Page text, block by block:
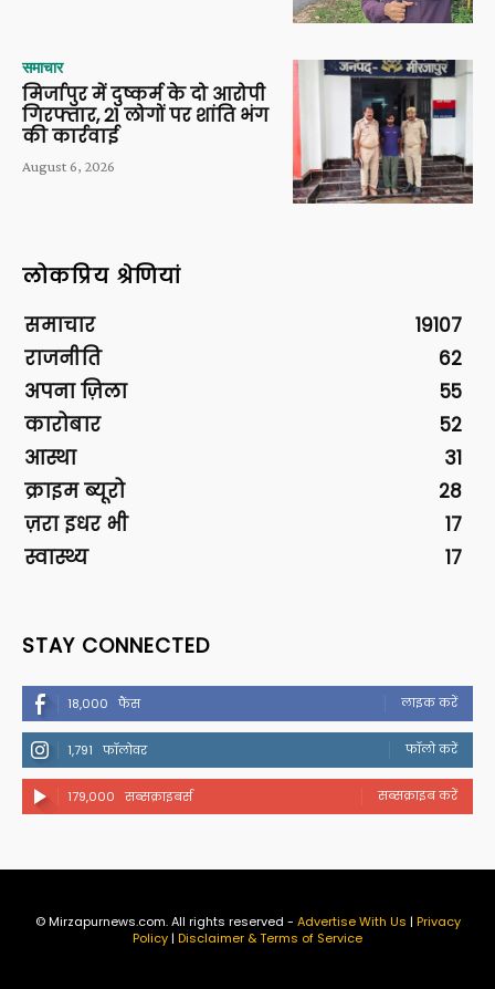
समाचार
मिर्जापुर में दुष्कर्म के दो आरोपी
गिरफ्तार, 21 लोगों पर शांति भंग
की कार्रवाई
August 6, 2026
लोकप्रिय श्रेणियां
समाचार
19107
राजनीति
62
अपना ज़िला
55
कारोबार
52
आस्था
31
क्राइम ब्यूरो
28
ज़रा इधर भी
17
स्वास्थ्य
17
STAY CONNECTED
18,000 फैंस लाइक करें
1,791 फॉलोवर फॉलो करें
179,000 सब्सक्राइबर्स सब्सक्राइब करें
© Mirzapurnews.com. All rights reserved - Advertise With Us | Privacy
Policy| Disclaimer & Terms of Service